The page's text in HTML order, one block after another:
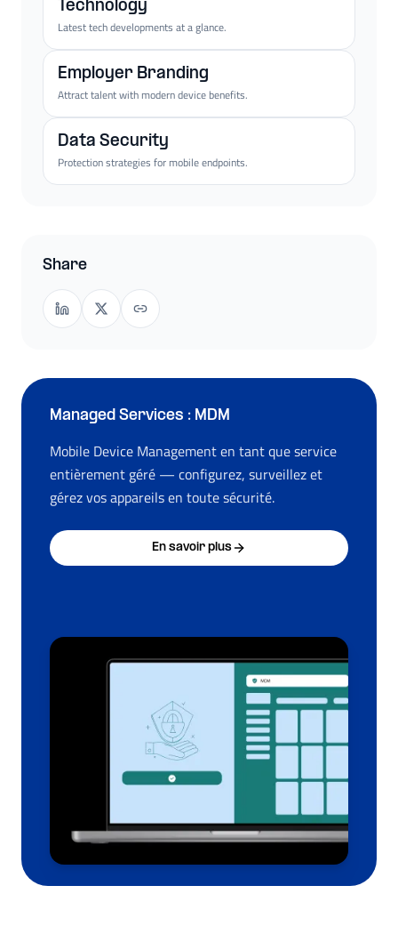
Technology
Latest tech developments at a glance.
Employer Branding
Attract talent with modern device benefits.
Data Security
Protection strategies for mobile endpoints.
Share
Managed Services : MDM
Mobile Device Management en tant que service
entièrement géré — configurez, surveillez et
gérez vos appareils en toute sécurité.
En savoir plus